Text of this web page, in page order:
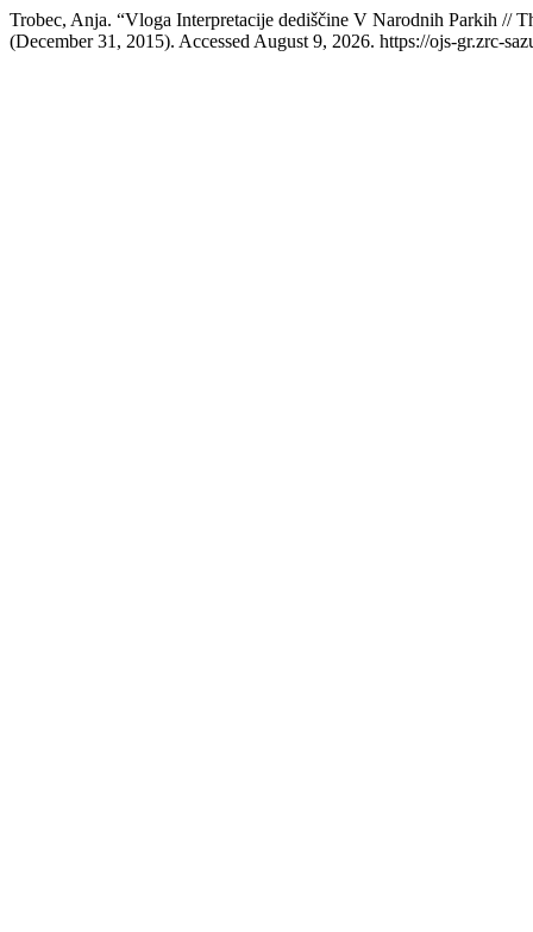
Trobec, Anja. “Vloga Interpretacije dediščine V Narodnih Parkih //
(December 31, 2015). Accessed August 9, 2026. https://ojs-gr.zrc-